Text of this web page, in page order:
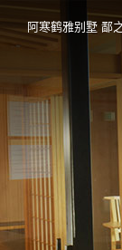
阿寒鹤雅别墅 鄙